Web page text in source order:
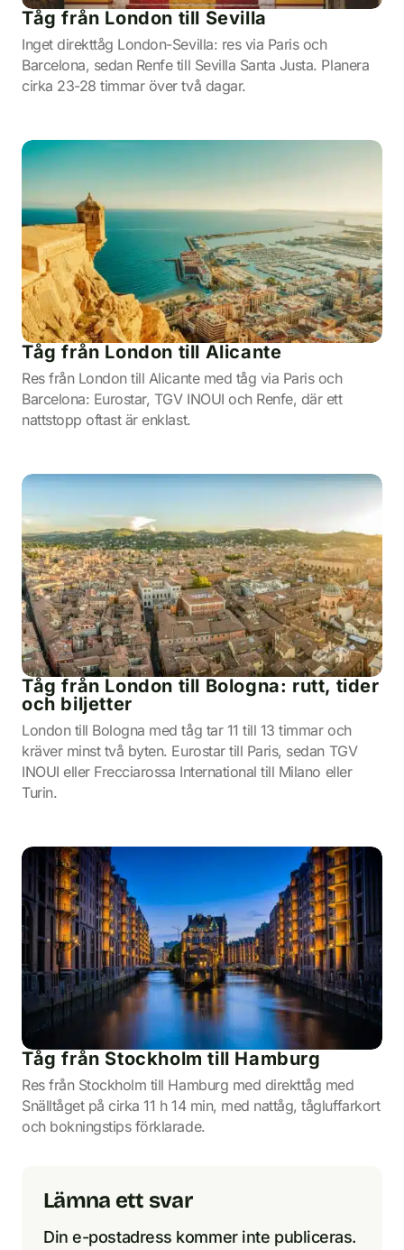
Tåg från London till Sevilla
Inget direkttåg London-Sevilla: res via Paris och
Barcelona, sedan Renfe till Sevilla Santa Justa. Planera
cirka 23-28 timmar över två dagar.
Tåg från London till Alicante
Res från London till Alicante med tåg via Paris och
Barcelona: Eurostar, TGV INOUI och Renfe, där ett
nattstopp oftast är enklast.
Tåg från London till Bologna: rutt, tider
och biljetter
London till Bologna med tåg tar 11 till 13 timmar och
kräver minst två byten. Eurostar till Paris, sedan TGV
INOUI eller Frecciarossa International till Milano eller
Turin.
Tåg från Stockholm till Hamburg
Res från Stockholm till Hamburg med direkttåg med
Snälltåget på cirka 11 h 14 min, med nattåg, tågluffarkort
och bokningstips förklarade.
Lämna ett svar
Din e-postadress kommer inte publiceras.